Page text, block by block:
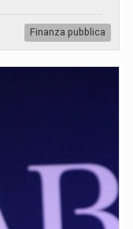
Finanza pubblica